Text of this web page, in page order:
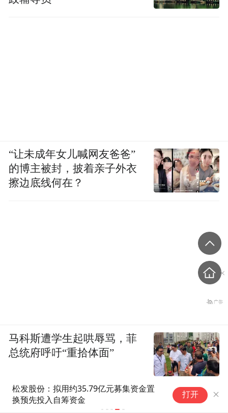
松发股份：拟用约35.79亿元募集资金置
换预先投入自筹资金
打开
“让未成年女儿喊网友爸爸”
的博主被封，披着亲子外衣
擦边底线何在？
马科斯遭学生起哄辱骂，菲
总统府呼吁“重拾体面”